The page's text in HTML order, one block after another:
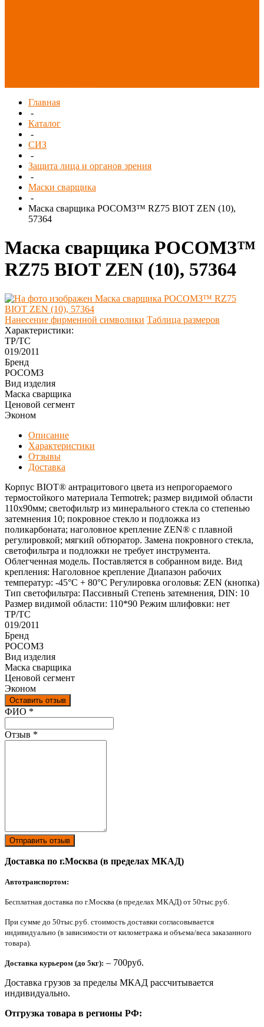
Главная
-
Каталог
-
СИЗ
-
Защита лица и органов зрения
-
Маски сварщика
-
Маска сварщика РОСОМЗ™ RZ75 BIOT ZEN (10),
57364
Маска сварщика РОСОМЗ™
RZ75 BIOT ZEN (10), 57364
Нанесение фирменной символики Таблица размеров
Характеристики:
ТР/ТС
019/2011
Бренд
РОСОМЗ
Вид изделия
Маска сварщика
Ценовой сегмент
Эконом
Описание
Характеристики
Отзывы
Доставка
Корпус BIOT® антрацитового цвета из непрогораемого
термостойкого материала Termotrek; размер видимой области
110x90мм; светофильтр из минерального стекла со степенью
затемнения 10; покровное стекло и подложка из
поликарбоната; наголовное крепление ZEN® с плавной
регулировкой; мягкий обтюратор. Замена покровного стекла,
светофильтра и подложки не требует инструмента.
Облегченная модель. Поставляется в собранном виде. Вид
крепления: Наголовное крепление Диапазон рабочих
температур: -45°C + 80°C Регулировка оголовья: ZEN (кнопка)
Тип светофильтра: Пассивный Степень затемнения, DIN: 10
Размер видимой области: 110*90 Режим шлифовки: нет
ТР/ТС
019/2011
Бренд
РОСОМЗ
Вид изделия
Маска сварщика
Ценовой сегмент
Эконом
Оставить отзыв
Ваш отзыв был отправлен!
ФИО *
Отзыв *
Отправить отзыв
Доставка по г.Москва (в пределах МКАД)
Автотранспортом:
Бесплатная доставка по г.Москва (в пределах МКАД) от 50тыс.руб.
При сумме до 50тыс.руб. стоимость доставки согласовывается
индивидуально (в зависимости от километража и объема/веса заказанного
товара).
Доставка курьером (до 5кг): – 700руб.
Доставка грузов за пределы МКАД рассчитывается
индивидуально.
Отгрузка товара в регионы РФ: